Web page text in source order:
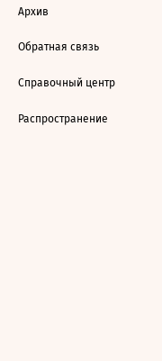
Архив
Обратная связь
Справочный центр
Распространение